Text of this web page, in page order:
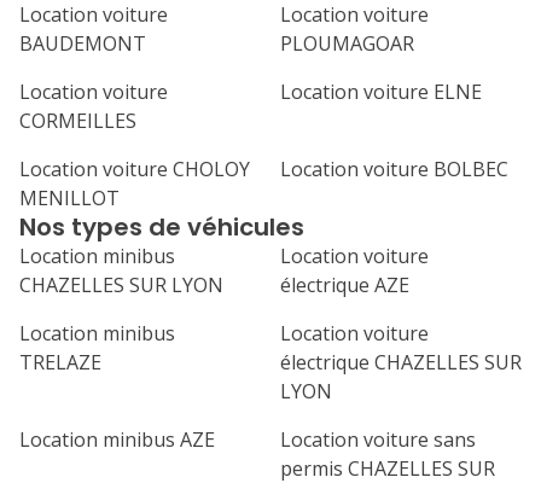
Location voiture
BAUDEMONT
Location voiture
PLOUMAGOAR
Location voiture
CORMEILLES
Location voiture ELNE
Location voiture CHOLOY
MENILLOT
Location voiture BOLBEC
Nos types de véhicules
Location minibus
CHAZELLES SUR LYON
Location voiture
électrique AZE
Location minibus
TRELAZE
Location voiture
électrique CHAZELLES SUR
LYON
Location minibus AZE
Location voiture sans
permis CHAZELLES SUR